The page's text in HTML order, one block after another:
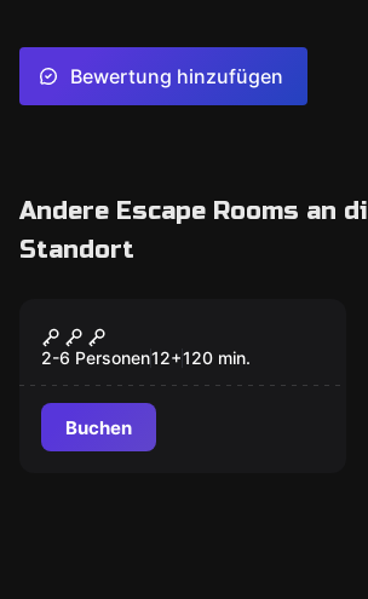
Bewertung hinzufügen
Andere Escape Rooms an
Standort
Mission Vienna
2-6 Personen12+120 min.
Buchen